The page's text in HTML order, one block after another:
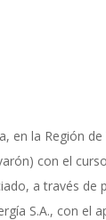
en la Región
con el
a través de
S.A., con el